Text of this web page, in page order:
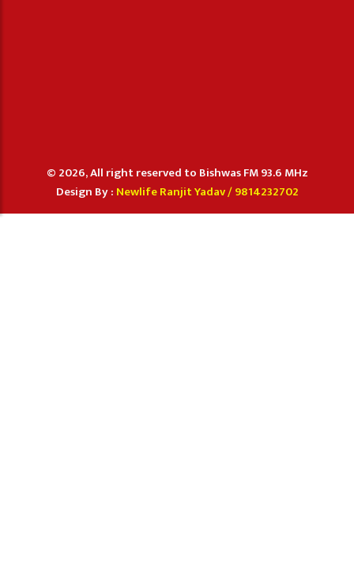
© 2026, All right reserved to Bishwas FM 93.6 MHz
Design By : Newlife Ranjit Yadav /9814232702